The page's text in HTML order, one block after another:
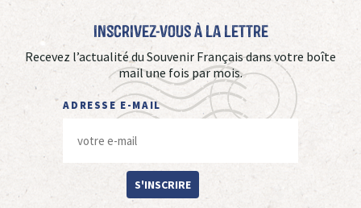
Inscrivez-vous à La Lettre
Recevez l’actualité du Souvenir Français dans votre boîte
mail une fois par mois.
ADRESSE E-MAIL
S'INSCRIRE